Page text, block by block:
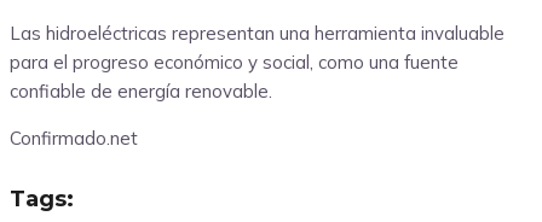
Las hidroeléctricas representan una herramienta invaluable
para el progreso económico y social, como una fuente
confiable de energía renovable.
Confirmado.net
Tags: